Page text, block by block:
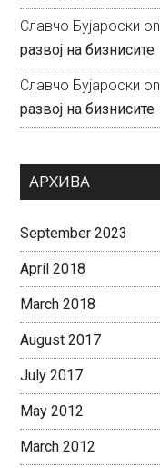
Славчо Бујароски on
развој на бизнисите
Славчо Бујароски on
развој на бизнисите
АРХИВА
September 2023
April 2018
March 2018
August 2017
July 2017
May 2012
March 2012